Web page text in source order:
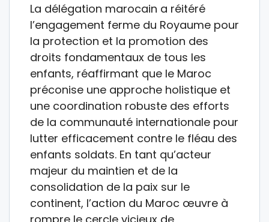
La délégation marocain a réitéré
l’engagement ferme du Royaume pour
la protection et la promotion des
droits fondamentaux de tous les
enfants, réaffirmant que le Maroc
préconise une approche holistique et
une coordination robuste des efforts
de la communauté internationale pour
lutter efficacement contre le fléau des
enfants soldats. En tant qu’acteur
majeur du maintien et de la
consolidation de la paix sur le
continent, l’action du Maroc œuvre à